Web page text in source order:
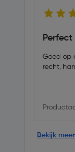
Perfect
Goed op
recht,
Bekijk